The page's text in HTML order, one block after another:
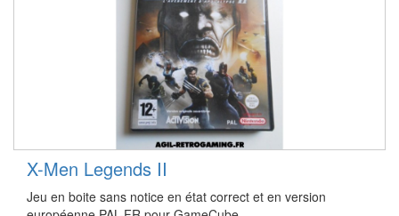
X-Men Legends II
Jeu en boite sans notice en état correct et en version